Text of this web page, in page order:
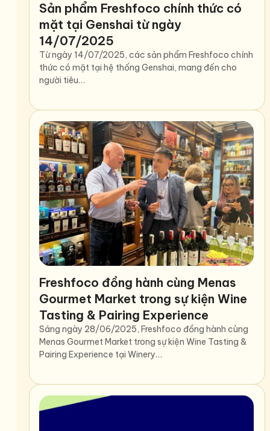
Sản phẩm Freshfoco chính thức có
mặt tại Genshai từ ngày
14/07/2025
Từ ngày 14/07/2025, các sản phẩm Freshfoco chính
thức có mặt tại hệ thống Genshai, mang đến cho
người tiêu…
Freshfoco đồng hành cùng Menas
Gourmet Market trong sự kiện Wine
Tasting & Pairing Experience
Sáng ngày 28/06/2025, Freshfoco đồng hành cùng
Menas Gourmet Market trong sự kiện Wine Tasting &
Pairing Experience tại Winery…